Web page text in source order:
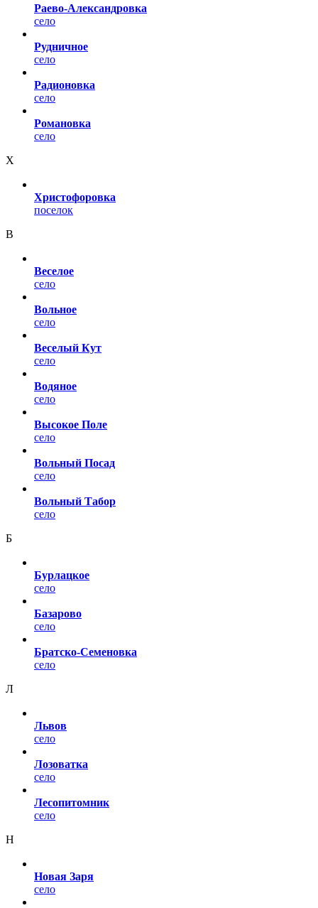
Раево-Александровка
село
Рудничное
село
Радионовка
село
Романовка
село
Х
Христофоровка
поселок
В
Веселое
село
Вольное
село
Веселый Кут
село
Водяное
село
Высокое Поле
село
Вольный Посад
село
Вольный Табор
село
Б
Бурлацкое
село
Базарово
село
Братско-Семеновка
село
Л
Львов
село
Лозоватка
село
Лесопитомник
село
Н
Новая Заря
село